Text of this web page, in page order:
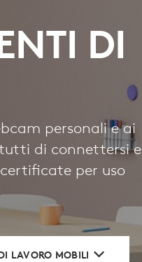
DI
personali e ai
di connettersi e
per uso
LAVORO MOBILI